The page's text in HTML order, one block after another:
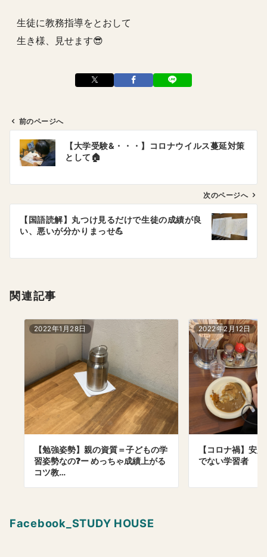
生徒に教務指導をとおして
生き様、見せます😎
ン
前のページへ
【大学受験&・・・】コロナウイルス蔓延対策
として🏠
次のページへ
【国語読解】丸つけ見るだけで生徒の成績が良
い、悪いが分かりまっせ💪
関連記事
2022年1月28日
【勉強姿勢】親の資質＝子どもの学
習姿勢なの❓ー めっちゃ成績上がる
コツ教…
2022年2月12日
【コロナ禍】安
でない学習者
Facebook_STUDY HOUSE